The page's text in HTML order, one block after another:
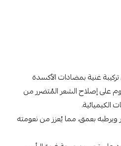
غنية بمضادات الأكسدة
على إصلاح الشعر المُتضرر من
الكيميائية.
بعمق، مما يُعزز من نعومته